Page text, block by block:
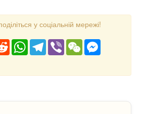
у соціальній мережі!
RedditWhatsAppTelegram
Viber WeChat